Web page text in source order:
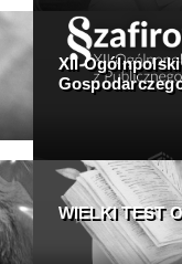
XII
WIELKI TEST